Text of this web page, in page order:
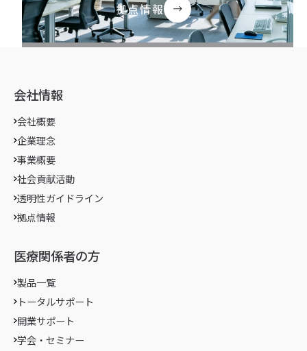
拠点情報
会社情報
会社概要
企業理念
事業概要
社会貢献活動
透明性ガイドライン
拠点情報
医療関係者の方
製品一覧
トータルサポート
開業サポート
学会・セミナー